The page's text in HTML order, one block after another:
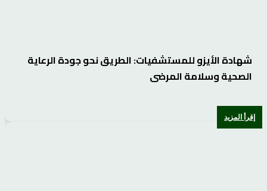
شهادة الأيزو للمستشفيات: الطريق نحو جودة الرعاية
الصحية وسلامة المرضى
إقرأ المزيد